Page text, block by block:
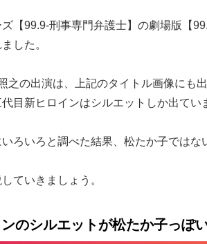
【99.9-刑事専門弁護士】の劇場版【
した。
之の出演は、上記のタイトル画像にも
目新ヒロインはシルエットしか出てい
ろいろと調べた結果、松たか子ではな
ていきましょう。
のシルエットが松たか子っぽ